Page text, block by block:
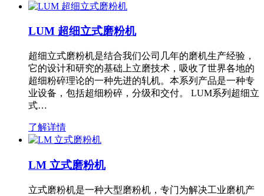
LUM 超细立式磨粉机
超细立式磨粉机是结合我们公司几年的磨机生产经验，
它的设计和研究的基础上立磨技术，吸收了世界各地的
超细粉碎理论的一种先进的轧机。本系列产品是一种专
业设备，包括超细粉碎，分级和交付。 LUM系列超细立
式…
了解详情
LM 立式磨粉机
立式磨粉机是一种大型磨粉机，专门为解决工业磨机产